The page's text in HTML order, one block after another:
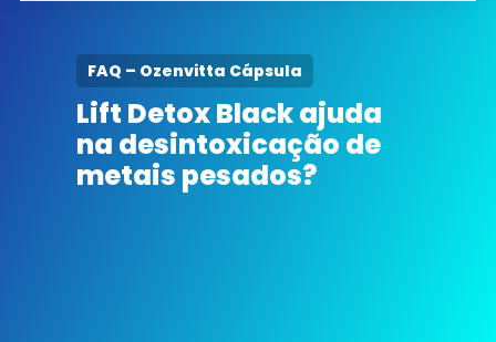
FAQ – Ozenvitta Cápsula
Lift Detox Black ajuda
na desintoxicação de
metais pesados?